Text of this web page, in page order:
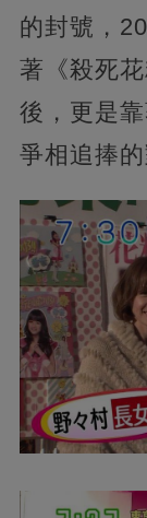
的封號，
著《殺死
後，更是
爭相追捧的